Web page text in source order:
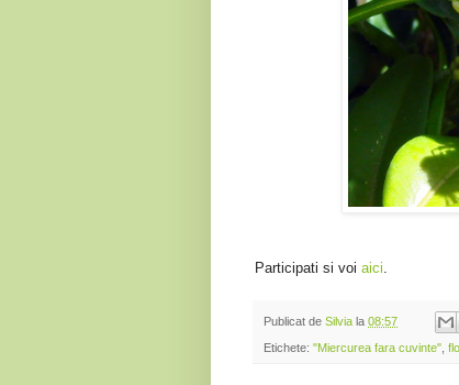
Participati si voi aici
Publicat de Silvia la 08:57
Etichete: "Miercurea fara cuvinte"